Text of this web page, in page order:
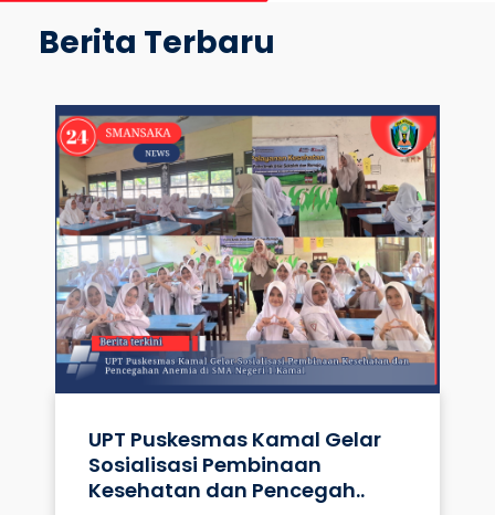
Berita Terbaru
UPT Puskesmas Kamal Gelar
Sosialisasi Pembinaan
Kesehatan dan Pencegah..